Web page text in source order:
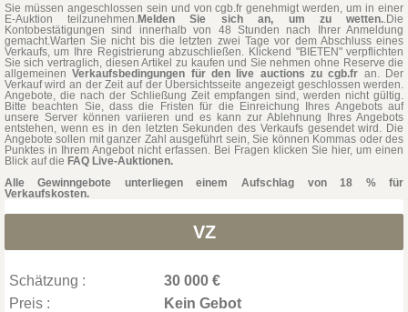
Sie müssen angeschlossen sein und von cgb.fr genehmigt werden, um in einer
E-Auktion teilzunehmen.Melden Sie sich an, um zu wetten..Die
Kontobestätigungen sind innerhalb von 48 Stunden nach Ihrer Anmeldung
gemacht.Warten Sie nicht bis die letzten zwei Tage vor dem Abschluss eines
Verkaufs, um Ihre Registrierung abzuschließen. Klickend "BIETEN" verpflichten
Sie sich vertraglich, diesen Artikel zu kaufen und Sie nehmen ohne Reserve die
allgemeinenVerkaufsbedingungen für den live auctions zu cgb.fr an. Der
Verkauf wird an der Zeit auf der Übersichtsseite angezeigt geschlossen werden.
Angebote, die nach der Schließung Zeit empfangen sind, werden nicht gültig.
Bitte beachten Sie, dass die Fristen für die Einreichung Ihres Angebots auf
unsere Server können variieren und es kann zur Ablehnung Ihres Angebots
entstehen, wenn es in den letzten Sekunden des Verkaufs gesendet wird. Die
Angebote sollen mit ganzer Zahl ausgeführt sein, Sie können Kommas oder des
Punktes in Ihrem Angebot nicht erfassen. Bei Fragen klicken Sie hier, um einen
Blick auf die FAQ Live-Auktionen.
Alle Gewinngebote unterliegen einem Aufschlag von 18 % für
Verkaufskosten.
VZ
Schätzung :
30 000 €
Preis :
Kein Gebot